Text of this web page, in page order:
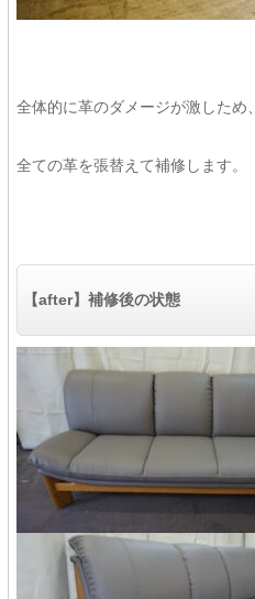
全体的に革のダメージが激しため、
全ての革を張替えて補修します。
【after】補修後の状態